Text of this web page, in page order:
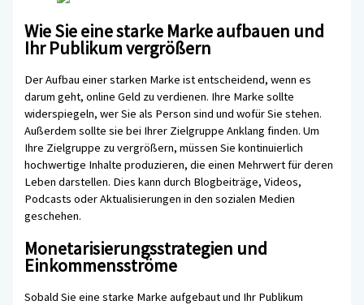
Wie Sie eine starke Marke aufbauen und
Ihr Publikum vergrößern
Der Aufbau einer starken Marke ist entscheidend, wenn es
darum geht, online Geld zu verdienen. Ihre Marke sollte
widerspiegeln, wer Sie als Person sind und wofür Sie stehen.
Außerdem sollte sie bei Ihrer Zielgruppe Anklang finden. Um
Ihre Zielgruppe zu vergrößern, müssen Sie kontinuierlich
hochwertige Inhalte produzieren, die einen Mehrwert für deren
Leben darstellen. Dies kann durch Blogbeiträge, Videos,
Podcasts oder Aktualisierungen in den sozialen Medien
geschehen.
Monetarisierungsstrategien und
Einkommensströme
Sobald Sie eine starke Marke aufgebaut und Ihr Publikum